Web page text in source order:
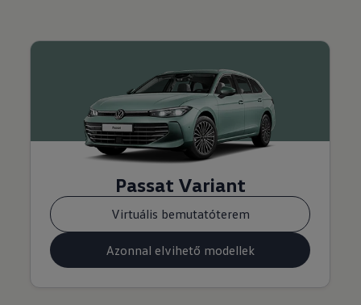
Passat Variant
Virtuális bemutatóterem
Azonnal elvihető modellek